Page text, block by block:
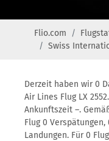
Flio.com
Swiss
Derzeit haben wir 0
Air Lines Flug LX
Ankunftszeit –.
Flug 0
Landungen. Für 0